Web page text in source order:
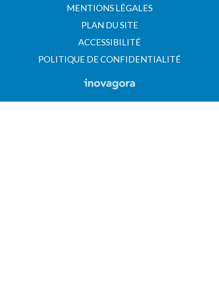
MENTIONS LÉGALES
PLAN DU SITE
ACCESSIBILITÉ
POLITIQUE DE CONFIDENTIALITÉ